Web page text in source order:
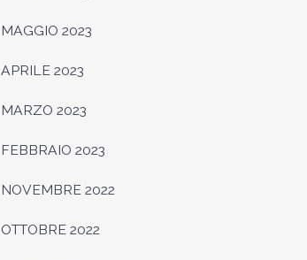
MAGGIO 2023
APRILE 2023
MARZO 2023
FEBBRAIO 2023
NOVEMBRE 2022
OTTOBRE 2022